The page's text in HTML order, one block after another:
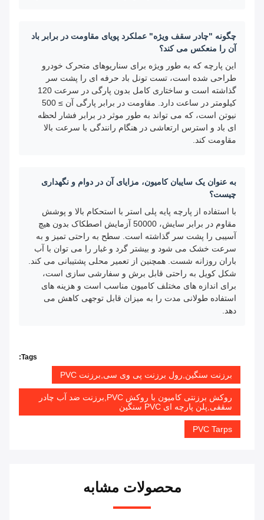
چگونه "چادر سقف ویژه" عملکرد پویای مقاومت در برابر باد
آن را منعکس می کند؟
این پارچه که به طور ویژه برای سناریوهای متحرک خودرو
طراحی شده است، تست تونل باد حرفه ای را پشت سر
گذاشته است و ساختاری کامل بدون پارگی در سرعت 120
کیلومتر در ساعت دارد. مقاومت در برابر پارگی آن ≥ 500
نیوتن است، که می تواند به طور موثر در برابر فشار لحظه
ای باد و استرس ارتعاشی در هنگام رانندگی با سرعت بالا
مقاومت کند.
به عنوان یک سایبان کامیون، مزایای آن در دوام و نگهداری
چیست؟
با استفاده از پارچه پایه پلی استر با استحکام بالا و پوشش
مقاوم در برابر سایش، 50000 آزمایش اصطکاک بدون هیچ
آسیبی را پشت سر گذاشته است. سطح به راحتی تمیز و به
سرعت خشک می شود و بیشتر گرد و غبار را می توان با آب
باران روزانه شست. همچنین از تعمیر محلی پشتیبانی می کند.
شکل کویل به راحتی قابل برش و سفارشی سازی است،
برای اندازه های مختلف کامیون مناسب است و هزینه های
استفاده طولانی مدت را به میزان قابل توجهی کاهش می
دهد.
Tags:
برزنت سنگین,رول برزنت پی وی سی,برزنت PVC
روکش برزنتی کامیون با روکش PVC,برزنت ضد آب چادر
سقفی,پلن پارچه ای PVC سنگین
PVC Tarps
محصولات مشابه